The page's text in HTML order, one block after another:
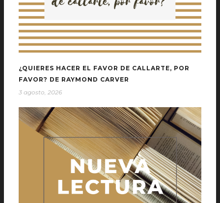
¿QUIERES HACER EL FAVOR DE CALLARTE, POR
FAVOR? DE RAYMOND CARVER
3 agosto, 2026